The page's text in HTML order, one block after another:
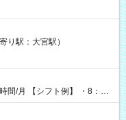
【試用期間】試
り駅：大宮駅）
・8：00